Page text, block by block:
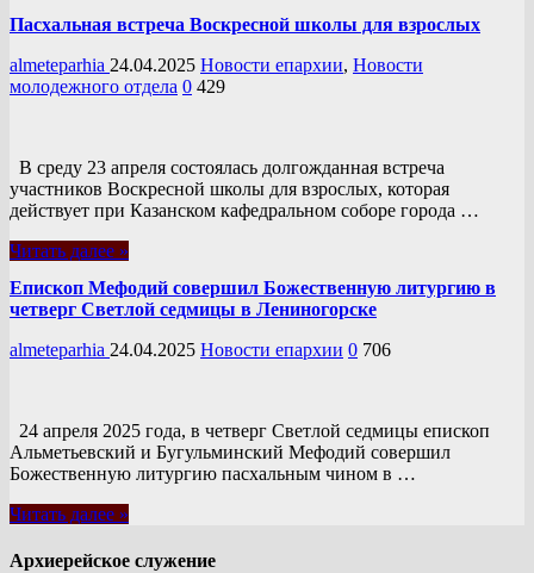
Пасхальная встреча Воскресной школы для взрослых
almeteparhia 24.04.2025 Новости епархии, Новости
молодежного отдела 0 429
В среду 23 апреля состоялась долгожданная встреча
участников Воскресной школы для взрослых, которая
действует при Казанском кафедральном соборе города …
Читать далее »
Епископ Мефодий совершил Божественную литургию в
четверг Светлой седмицы в Лениногорске
almeteparhia 24.04.2025 Новости епархии 0 706
24 апреля 2025 года, в четверг Светлой седмицы епископ
Альметьевский и Бугульминский Мефодий совершил
Божественную литургию пасхальным чином в …
Читать далее »
Архиерейское служение